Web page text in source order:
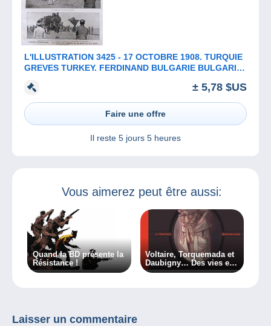
L'ILLUSTRATION 3425 - 17 OCTOBRE 1908. TURQUIE
GREVES TURKEY. FERDINAND BULGARIE BULGARIA.
± 5,78 $US
Faire une offre
Il reste 5 jours 5 heures
Vous aimerez peut être aussi:
Quand la BD présente la
Résistance !
Voltaire, Torquemada et
Daubigny… Des vies en
bande dessinée !
Laisser un commentaire